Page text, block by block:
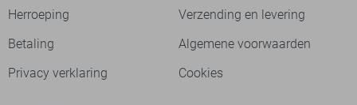
Herroeping
Verzending en levering
Betaling
Algemene voorwaarden
Privacy verklaring
Cookies